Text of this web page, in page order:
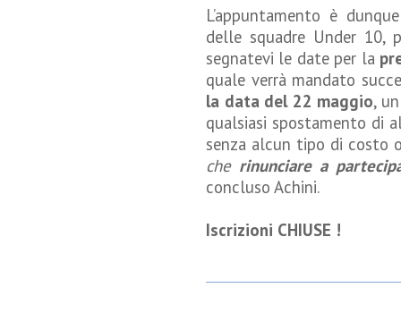
L’appuntamento è
delle squadre Under
segnatevi le date per la
quale verrà mandato
la data del 22 maggio,
qualsiasi spostamento di
senza alcun tipo di costo
che rinunciare a
concluso Achini.
Iscrizioni CHIUSE !